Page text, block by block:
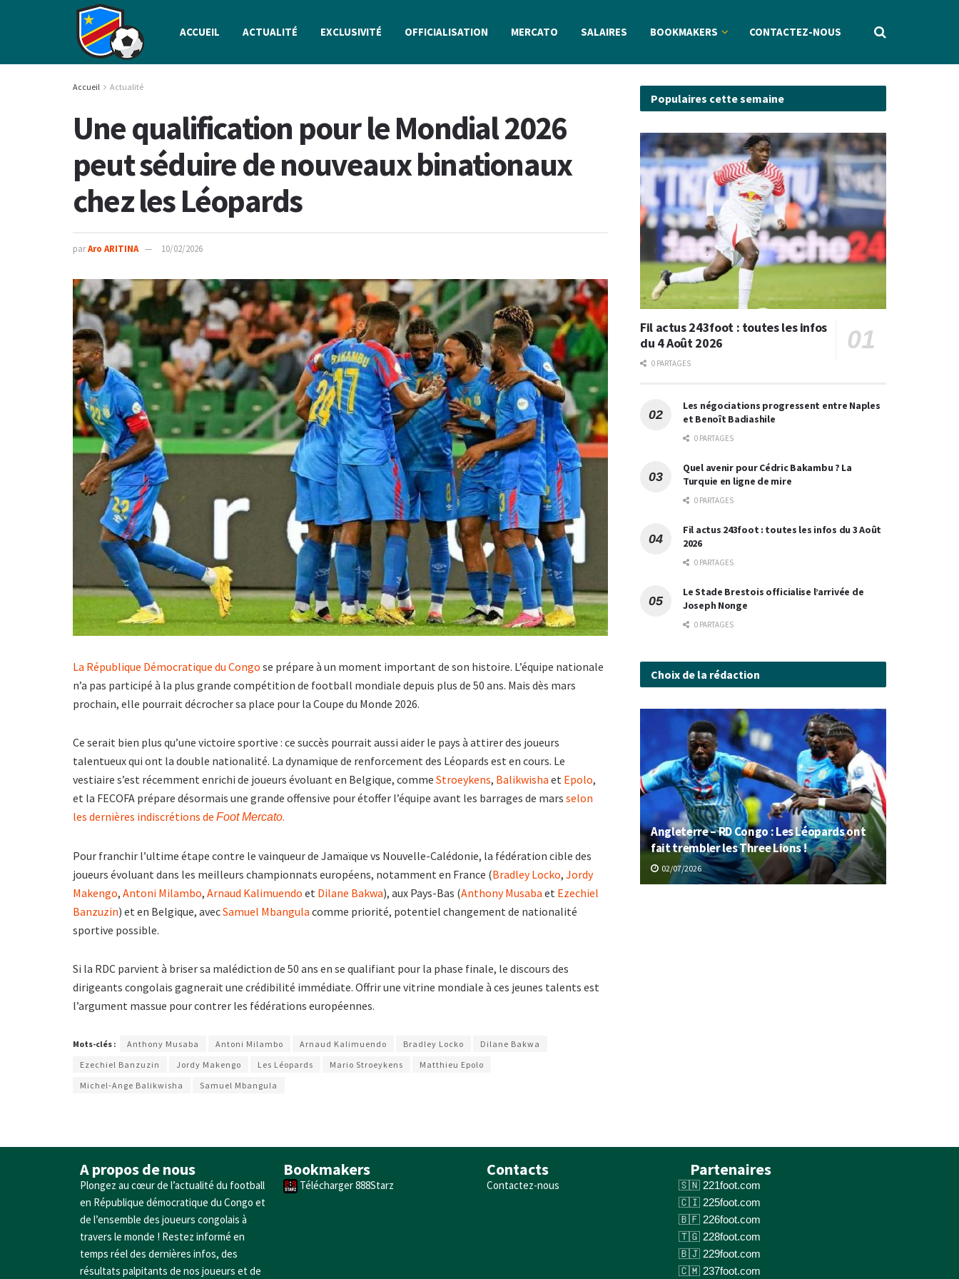
ACCUEIL ACTUALITÉ EXCLUSIVITÉ OFFICIALISATION MERCATO SALAIRES BOOKMAKERS CONTACTEZ-NOUS
Accueil Actualité
Une qualification pour le Mondial 2026
peut séduire de nouveaux binationaux
chez les Léopards
parAro ARITINA 10/02/2026
La République Démocratique du Congo se prépare à un moment important de son histoire. L’équipe nationale
n’a pas participé à la plus grande compétition de football mondiale depuis plus de 50 ans. Mais dès mars
prochain, elle pourrait décrocher sa place pour la Coupe du Monde 2026.
Ce serait bien plus qu’une victoire sportive : ce succès pourrait aussi aider le pays à attirer des joueurs
talentueux qui ont la double nationalité. La dynamique de renforcement des Léopards est en cours. Le
vestiaire s’est récemment enrichi de joueurs évoluant en Belgique, comme Stroeykens, Balikwisha et Epolo,
et la FECOFA prépare désormais une grande offensive pour étoffer l’équipe avant les barrages de mars selon
les dernières indiscrétions de Foot Mercato.
Pour franchir l’ultime étape contre le vainqueur de Jamaïque vs Nouvelle-Calédonie, la fédération cible des
joueurs évoluant dans les meilleurs championnats européens, notamment en France (Bradley Locko, Jordy
Makengo, Antoni Milambo, Arnaud Kalimuendo et Dilane Bakwa), aux Pays-Bas (Anthony Musaba et Ezechiel
Banzuzin) et en Belgique, avecSamuel Mbangula comme priorité, potentiel changement de nationalité
sportive possible.
Si la RDC parvient à briser sa malédiction de 50 ans en se qualifiant pour la phase finale, le discours des
dirigeants congolais gagnerait une crédibilité immédiate. Offrir une vitrine mondiale à ces jeunes talents est
l’argument massue pour contrer les fédérations européennes.
Mots-clés : Anthony Musaba Antoni Milambo Arnaud Kalimuendo Bradley Locko
Dilane Bakwa
Ezechiel Banzuzin
Jordy Makengo Les Léopards Mario Stroeykens
Matthieu Epolo
Michel-Ange Balikwisha
Samuel Mbangula
Populaires cette semaine
Fil actus 243foot : toutes les infos
du 4 Août 2026
0 PARTAGES
Les négociations progressent entre Naples
et Benoît Badiashile
0 PARTAGES
Quel avenir pour Cédric Bakambu ? La
Turquie en ligne de mire
0 PARTAGES
Fil actus 243foot : toutes les infos du 3 Août
2026
0 PARTAGES
Le Stade Brestois officialise l’arrivée de
Joseph Nonge
0 PARTAGES
Choix de la rédaction
Angleterre – RD Congo : Les Léopards ont
fait trembler les Three Lions !
02/07/2026
A propos de nous
Plongez au cœur de l’actualité du football
en République démocratique du Congo et
de l’ensemble des joueurs congolais à
travers le monde ! Restez informé en
temps réel des dernières infos, des
résultats palpitants de nos joueurs et de
Bookmakers
Télécharger 888Starz
Contacts
Contactez-nous
Partenaires
221foot.com
225foot.com
226foot.com
228foot.com
229foot.com
237foot.com